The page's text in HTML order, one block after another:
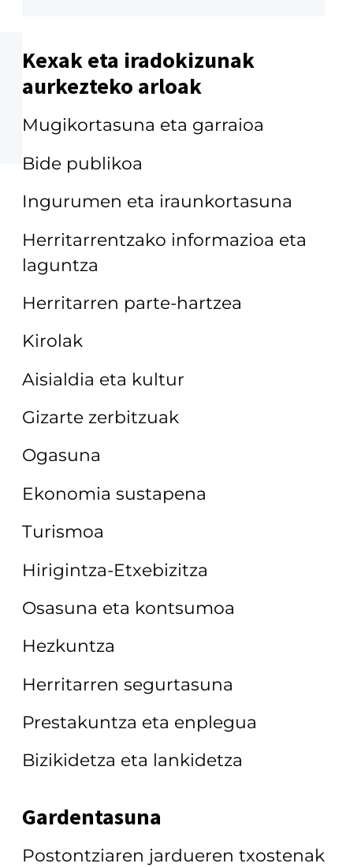
Kexak eta iradokizunak
aurkezteko arloak
Mugikortasuna eta garraioa
Bide publikoa
Ingurumen eta iraunkortasuna
Herritarrentzako informazioa eta
laguntza
Herritarren parte-hartzea
Kirolak
Aisialdia eta kultur
Gizarte zerbitzuak
Ogasuna
Ekonomia sustapena
Turismoa
Hirigintza-Etxebizitza
Osasuna eta kontsumoa
Hezkuntza
Herritarren segurtasuna
Prestakuntza eta enplegua
Bizikidetza eta lankidetza
Gardentasuna
Postontziaren jardueren txostenak